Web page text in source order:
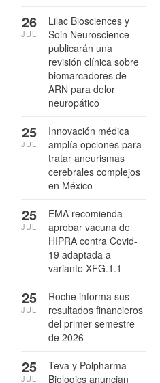
Lilac Biosciences y
Soin Neuroscience
publicarán una
revisión clínica sobre
biomarcadores de
ARN para dolor
neuropático
26
JUL
Innovación médica
amplía opciones para
tratar aneurismas
cerebrales complejos
en México
25
JUL
EMA recomienda
aprobar vacuna de
HIPRA contra Covid-
19 adaptada a
variante XFG.1.1
25
JUL
Roche informa sus
resultados financieros
del primer semestre
de 2026
25
JUL
Teva y Polpharma
Biologics anuncian
25
JUL